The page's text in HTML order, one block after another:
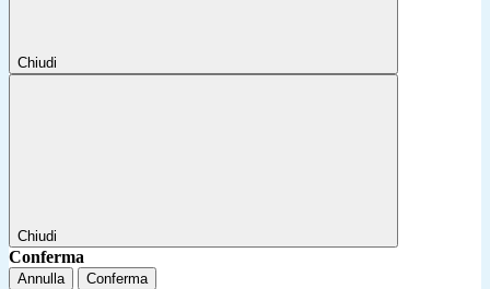
Chiudi
Chiudi
Conferma
Annulla Conferma